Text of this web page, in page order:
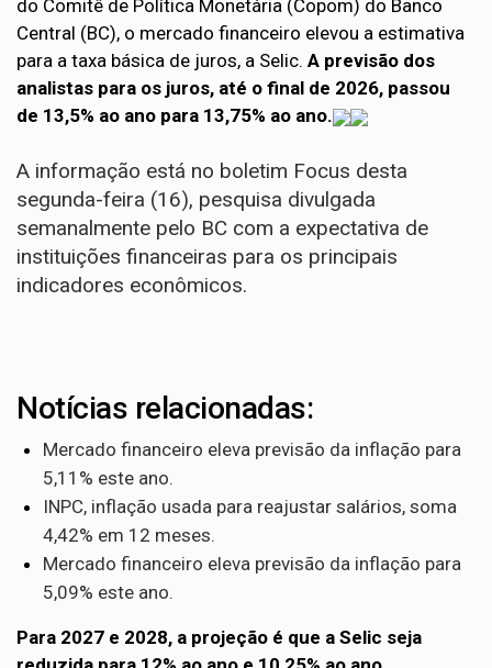
do Comitê de Política Monetária (Copom) do Banco
Central (BC), o mercado financeiro elevou a estimativa
para a taxa básica de juros, a Selic. A previsão dos
analistas para os juros, até o final de 2026, passou
de 13,5% ao ano para 13,75% ao ano.
A informação está no boletim Focus desta
segunda-feira (16), pesquisa divulgada
semanalmente pelo BC com a expectativa de
instituições financeiras para os principais
indicadores econômicos.
Notícias relacionadas:
Mercado financeiro eleva previsão da inflação para
5,11% este ano.
INPC, inflação usada para reajustar salários, soma
4,42% em 12 meses.
Mercado financeiro eleva previsão da inflação para
5,09% este ano.
Para 2027 e 2028, a projeção é que a Selic seja